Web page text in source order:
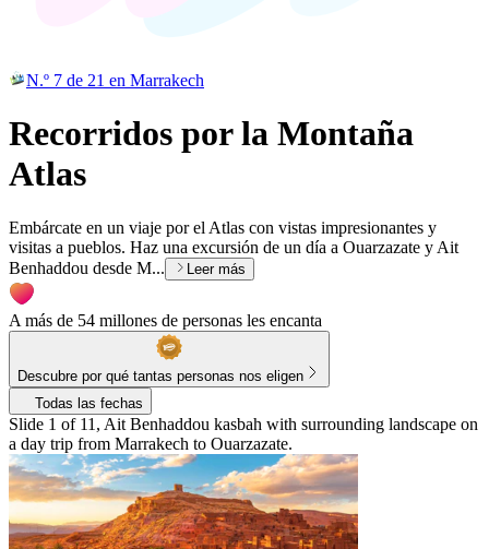
N.º 7 de 21 en Marrakech
Recorridos por la Montaña
Atlas
Embárcate en un viaje por el Atlas con vistas impresionantes y
visitas a pueblos. Haz una excursión de un día a Ouarzazate y Ait
Benhaddou desde M...
Leer más
A más de 54 millones de personas les encanta
Descubre por qué tantas personas nos eligen
Todas las fechas
Slide 1 of 11, Ait Benhaddou kasbah with surrounding landscape on
a day trip from Marrakech to Ouarzazate.